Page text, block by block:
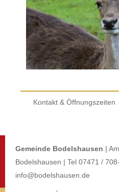
Kontakt & Öffnungszeiten
Gemeinde Bodelshausen |
Bodelshausen | Tel 07471 /
info@bodelshausen.de